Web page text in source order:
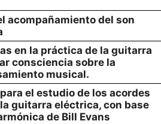
acompañamiento del son
en la práctica de la guitarra
consciencia sobre la
musical.
el estudio de los acordes
guitarra eléctrica, con base
de Bill Evans